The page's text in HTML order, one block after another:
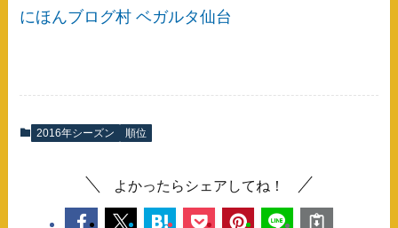
にほんブログ村 ベガルタ仙台
2016年シーズン 順位
よかったらシェアしてね！